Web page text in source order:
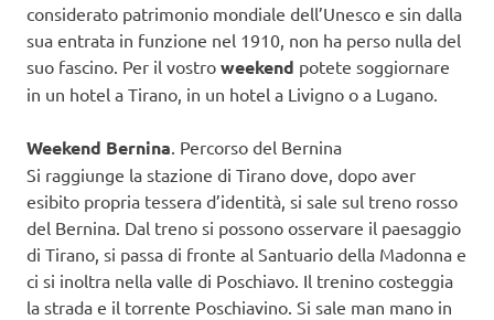
considerato patrimonio mondiale dell’Unesco e sin dalla
sua entrata in funzione nel 1910, non ha perso nulla del
suo fascino. Per il vostro weekend potete soggiornare
in un hotel a Tirano, in un hotel a Livigno o a Lugano.
Weekend Bernina . Percorso del Bernina
Si raggiunge la stazione di Tirano dove, dopo aver
esibito propria tessera d’identità, si sale sul treno rosso
del Bernina. Dal treno si possono osservare il paesaggio
di Tirano, si passa di fronte al Santuario della Madonna e
ci si inoltra nella valle di Poschiavo. Il trenino costeggia
la strada e il torrente Poschiavino. Si sale man mano in